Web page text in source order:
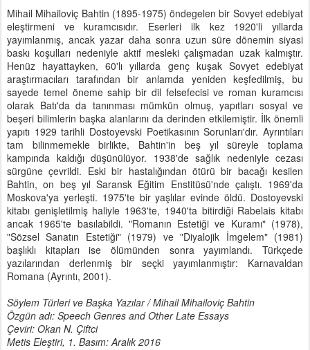
Mihail Mihailoviç Bahtin (1895-1975) öndegelen bir Sovyet edebiyat
eleştirmeni ve kuramcısıdır. Eserleri ilk kez 1920'li yıllarda
yayımlanmış, ancak yazar daha sonra uzun süre dönemin siyasi
baskı koşulları nedeniyle aktif mesleki çalışmadan uzak kalmıştır.
Henüz hayattayken, 60'lı yıllarda genç kuşak Sovyet edebiyat
araştırmacıları tarafından bir anlamda yeniden keşfedilmiş, bu
sayede temel öneme sahip bir dil felsefecisi ve roman kuramcısı
olarak Batı'da da tanınması mümkün olmuş, yapıtları sosyal ve
beşeri bilimlerin başka alanlarını da derinden etkilemiştir. İlk önemli
yapıtı 1929 tarihli Dostoyevski Poetikasının Sorunları'dır. Ayrıntıları
tam bilinmemekle birlikte, Bahtin'in beş yıl süreyle toplama
kampında kaldığı düşünülüyor. 1938'de sağlık nedeniyle cezası
sürgüne çevrildi. Eski bir hastalığından ötürü bir bacağı kesilen
Bahtin, on beş yıl Saransk Eğitim Enstitüsü'nde çalıştı. 1969'da
Moskova'ya yerleşti. 1975'te bir yaşlılar evinde öldü. Dostoyevski
kitabı genişletilmiş haliyle 1963'te, 1940'ta bitirdiği Rabelais kitabı
ancak 1965'te basılabildi. "Romanın Estetiği ve Kuramı" (1978),
"Sözsel Sanatın Estetiği" (1979) ve "Diyalojik İmgelem" (1981)
başlıklı kitapları ise ölümünden sonra yayımlandı. Türkçede
yazılarından derlenmiş bir seçki yayımlanmıştır: Karnavaldan
Romana (Ayrıntı, 2001).
Söylem Türleri ve Başka Yazılar / Mihail Mihailoviç Bahtin
Özgün adı: Speech Genres and Other Late Essays
Çeviri: Okan N. Çiftci
Metis Eleştiri, 1. Basım: Aralık 2016